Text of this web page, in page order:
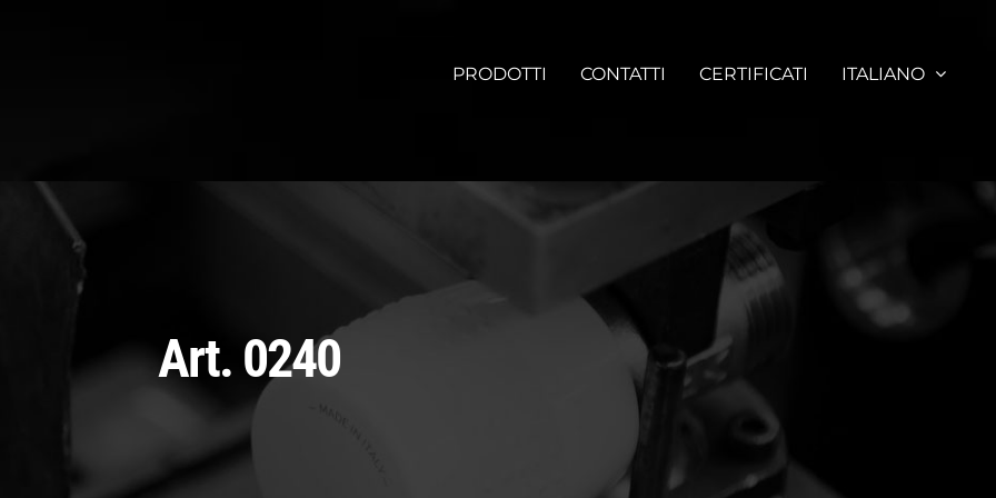
PRODOTTI CONTATTI CERTIFICATI ITALIANO
Art. 0240